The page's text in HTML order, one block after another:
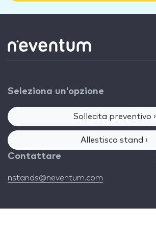
Seleziona un’opzione
Sollecita preventivo ›
Allestisco stand ›
Contattare
nstands@neventum.com